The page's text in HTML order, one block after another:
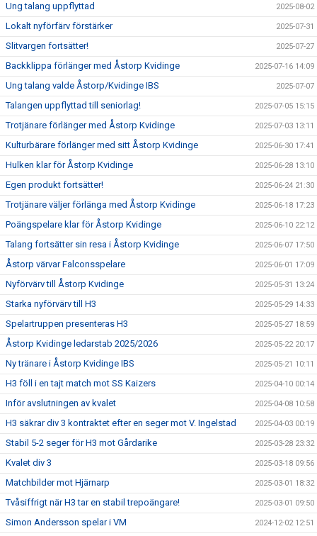
Ung talang uppflyttad 2025-08-02
Lokalt nyförfärv förstärker 2025-07-31
Slitvargen fortsätter! 2025-07-27
Backklippa förlänger med Åstorp Kvidinge 2025-07-16 14:09
Ung talang valde Åstorp/Kvidinge IBS 2025-07-07
Talangen uppflyttad till seniorlag! 2025-07-05 15:15
Trotjänare förlänger med Åstorp Kvidinge 2025-07-03 13:11
Kulturbärare förlänger med sitt Åstorp Kvidinge 2025-06-30 17:41
Hulken klar för Åstorp Kvidinge 2025-06-28 13:10
Egen produkt fortsätter! 2025-06-24 21:30
Trotjänare väljer förlänga med Åstorp Kvidinge 2025-06-18 17:23
Poängspelare klar för Åstorp Kvidinge 2025-06-10 22:12
Talang fortsätter sin resa i Åstorp Kvidinge 2025-06-07 17:50
Åstorp värvar Falconsspelare 2025-06-01 17:09
Nyförvärv till Åstorp Kvidinge 2025-05-31 13:24
Starka nyförvärv till H3 2025-05-29 14:33
Spelartruppen presenteras H3 2025-05-27 18:59
Åstorp Kvidinge ledarstab 2025/2026 2025-05-22 20:17
Ny tränare i Åstorp Kvidinge IBS 2025-05-21 10:11
H3 föll i en tajt match mot SS Kaizers 2025-04-10 00:14
Inför avslutningen av kvalet 2025-04-08 10:58
H3 säkrar div 3 kontraktet efter en seger mot V. Ingelstad 2025-04-03 00:19
Stabil 5-2 seger för H3 mot Gårdarike 2025-03-28 23:32
Kvalet div 3 2025-03-18 09:56
Matchbilder mot Hjärnarp 2025-03-01 18:32
Tvåsiffrigt när H3 tar en stabil trepoängare! 2025-03-01 09:50
Simon Andersson spelar i VM 2024-12-02 12:51